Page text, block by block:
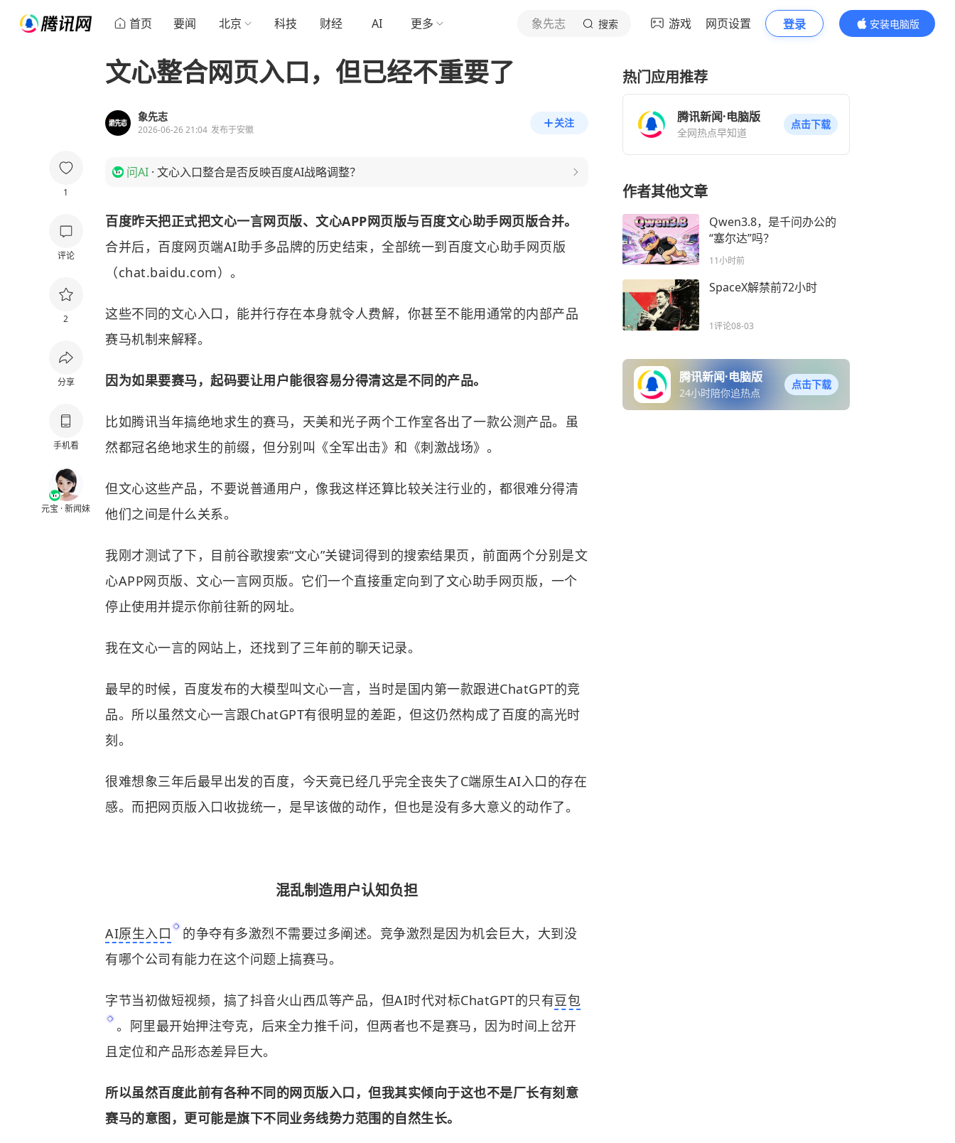
首页 要闻 北京 科技 财经 AI 更多 象先志 搜索 游戏 网页设置 登录
安装电脑版
内容更精彩
1
评论
2
分享
手机看
元宝 · 新闻妹
文心整合网页入口，但已经不重要了
象先志
2026-06-26 21:04 发布于安徽
关注
问AI · 文心入口整合是否反映百度AI战略调整？
百度昨天把正式把文心一言网页版、文心APP网页版与百度文心助手网页版合并。
合并后，百度网页端AI助手多品牌的历史结束，全部统一到百度文心助手网页版
（chat.baidu.com）。
这些不同的文心入口，能并行存在本身就令人费解，你甚至不能用通常的内部产品
赛马机制来解释。
因为如果要赛马，起码要让用户能很容易分得清这是不同的产品。
比如腾讯当年搞绝地求生的赛马，天美和光子两个工作室各出了一款公测产品。虽
然都冠名绝地求生的前缀，但分别叫《全军出击》和《刺激战场》。
但文心这些产品，不要说普通用户，像我这样还算比较关注行业的，都很难分得清
他们之间是什么关系。
我刚才测试了下，目前谷歌搜索“文心”关键词得到的搜索结果页，前面两个分别是文
心APP网页版、文心一言网页版。它们一个直接重定向到了文心助手网页版，一个
停止使用并提示你前往新的网址。
我在文心一言的网站上，还找到了三年前的聊天记录。
最早的时候，百度发布的大模型叫文心一言，当时是国内第一款跟进ChatGPT的竞
品。所以虽然文心一言跟ChatGPT有很明显的差距，但这仍然构成了百度的高光时
刻。
很难想象三年后最早出发的百度，今天竟已经几乎完全丧失了C端原生AI入口的存在
感。而把网页版入口收拢统一，是早该做的动作，但也是没有多大意义的动作了。
混乱制造用户认知负担
AI原生入口
的争夺有多激烈不需要过多阐述。竞争激烈是因为机会巨大，大到没
有哪个公司有能力在这个问题上搞赛马。
字节当初做短视频，搞了抖音火山西瓜等产品，但AI时代对标ChatGPT的只有豆包
。阿里最开始押注夸克，后来全力推千问，但两者也不是赛马，因为时间上岔开
且定位和产品形态差异巨大。
所以虽然百度此前有各种不同的网页版入口，但我其实倾向于这也不是厂长有刻意
赛马的意图，更可能是旗下不同业务线势力范围的自然生长。
热门应用推荐
腾讯新闻·电脑版
全网热点早知道
点击下载
作者其他文章
Qwen3.8，是千问办公的
“塞尔达”吗？
11小时前
SpaceX解禁前72小时
1评论08-03
腾讯新闻·电脑版
24小时陪你追热点
点击下载